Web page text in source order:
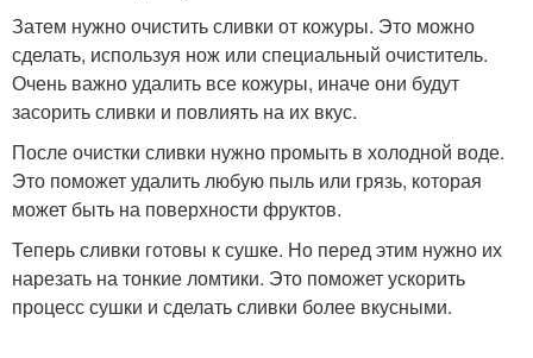
Затем нужно очистить сливки от кожуры. Это можно
сделать, используя нож или специальный очиститель.
Очень важно удалить все кожуры, иначе они будут
засорить сливки и повлиять на их вкус.
После очистки сливки нужно промыть в холодной воде.
Это поможет удалить любую пыль или грязь, которая
может быть на поверхности фруктов.
Теперь сливки готовы к сушке. Но перед этим нужно их
нарезать на тонкие ломтики. Это поможет ускорить
процесс сушки и сделать сливки более вкусными.